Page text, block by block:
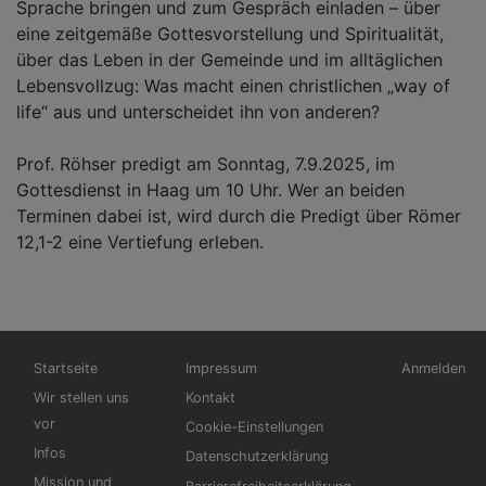
Sprache bringen und zum Gespräch einladen – über
eine zeitgemäße Gottesvorstellung und Spiritualität,
über das Leben in der Gemeinde und im alltäglichen
Lebensvollzug: Was macht einen christlichen „way of
life“ aus und unterscheidet ihn von anderen?
Prof. Röhser predigt am Sonntag, 7.9.2025, im
Gottesdienst in Haag um 10 Uhr. Wer an beiden
Terminen dabei ist, wird durch die Predigt über Römer
12,1-2 eine Vertiefung erleben.
Hauptnavigation
Startseite
Wir stellen uns
vor
Infos
Mission und
Fußbereichsmenü
Impressum
Kontakt
Cookie-Einstellungen
Datenschutzerklärung
Anmelden